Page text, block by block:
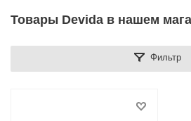
Товары Devida в нашем
Фильтр